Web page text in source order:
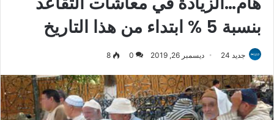
بنسبة 5 % ابتداء من هذا التاريخ
جديد 24 ديسمبر 26, 2019 0
8